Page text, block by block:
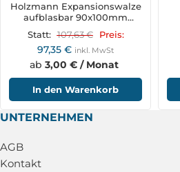
Holzmann Expansionswalze
aufblasbar 90x100mm
Statt: 107,63€ Preis:
97,35 € inkl. MwSt
ab 3,00 € / Monat
In den Warenkorb
UNTERNEHMEN
AGB
Kontakt